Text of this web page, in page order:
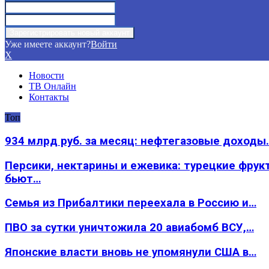
Уже имеете аккаунт?Войти
X
Новости
ТВ Онлайн
Контакты
Топ
934 млрд руб. за месяц: нефтегазовые
Персики, нектарины и ежевика: турецкие
бьют…
Семья из Прибалтики переехала в Россию и…
ПВО за сутки уничтожила 20 авиабомб ВСУ,…
Японские власти вновь не упомянули США в…